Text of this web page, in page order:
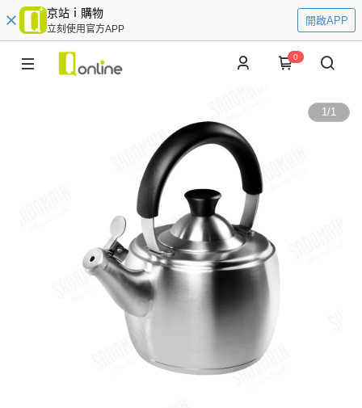
京站ｉ購物
立刻使用官方APP
開啟APP
0
1/1